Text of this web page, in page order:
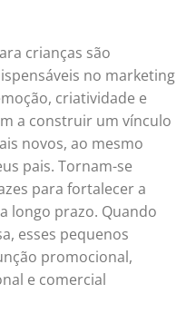
crianças são
no marketing
criatividade e
a construir um vínculo
novos, ao mesmo
pais. Tornam-se
para fortalecer a
longo prazo. Quando
esses pequenos
promocional,
e comercial